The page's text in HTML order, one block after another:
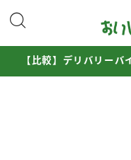
MENU
【比較】デリバリーバ